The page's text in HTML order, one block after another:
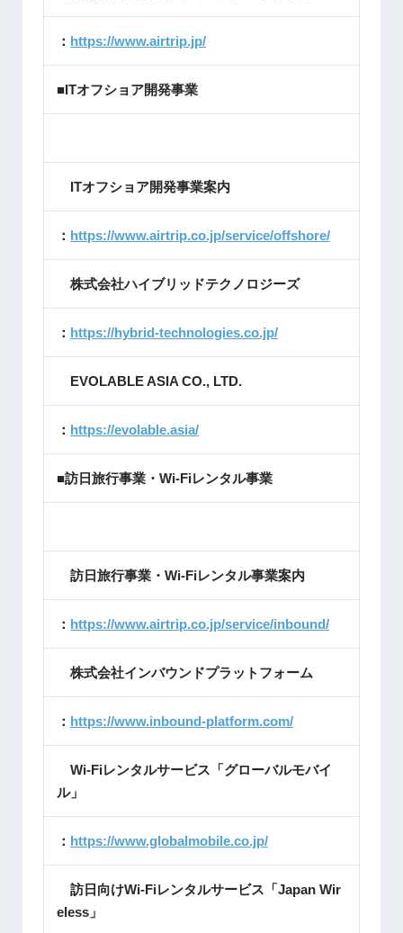
： https://www.airtrip.jp/
■ITオフショア開発事業
ITオフショア開発事業案内
： https://www.airtrip.co.jp/service/offshore/
株式会社ハイブリッドテクノロジーズ
： https://hybrid-technologies.co.jp/
EVOLABLE ASIA CO., LTD.
： https://evolable.asia/
■訪日旅行事業・Wi-Fiレンタル事業
訪日旅行事業・Wi-Fiレンタル事業案内
： https://www.airtrip.co.jp/service/inbound/
株式会社インバウンドプラットフォーム
： https://www.inbound-platform.com/
Wi-Fiレンタルサービス「グローバルモバイ
ル」
： https://www.globalmobile.co.jp/
訪日向けWi-Fiレンタルサービス「Japan Wir
eless」